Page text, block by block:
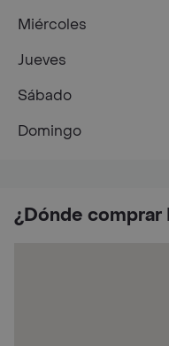
¿Dónde comprar
Miércoles
Jueves
Sábado
Domingo